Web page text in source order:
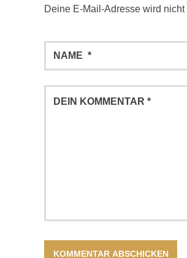
Deine E-Mail-Adresse wird nicht